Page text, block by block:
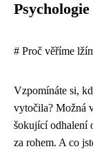
# Proč věříme
Vzpomínáte si,
vytočila? Možná
šokující odhalení
za rohem. A co